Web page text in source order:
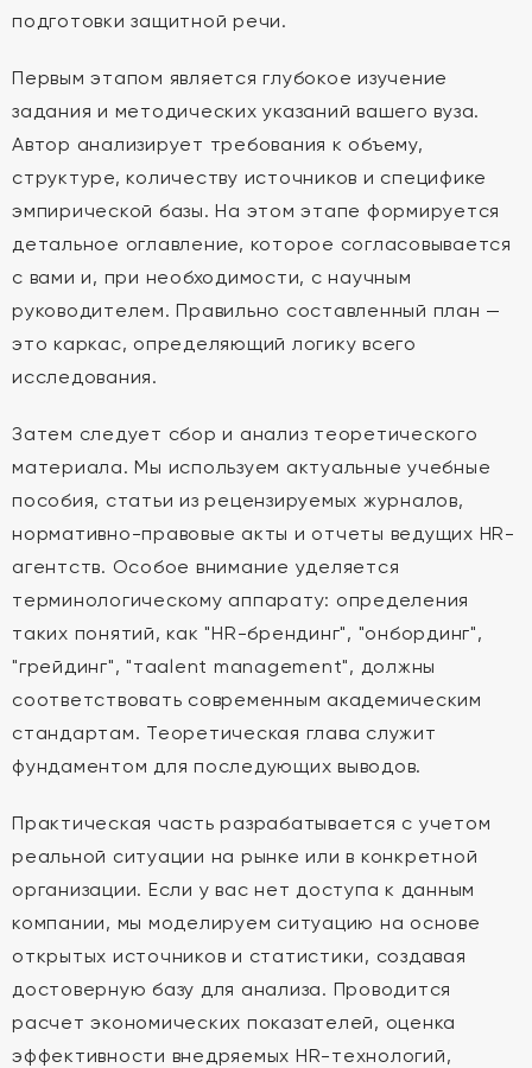
подготовки защитной речи.
Первым этапом является глубокое изучение
задания и методических указаний вашего вуза.
Автор анализирует требования к объему,
структуре, количеству источников и специфике
эмпирической базы. На этом этапе формируется
детальное оглавление, которое согласовывается
с вами и, при необходимости, с научным
руководителем. Правильно составленный план —
это каркас, определяющий логику всего
исследования.
Затем следует сбор и анализ теоретического
материала. Мы используем актуальные учебные
пособия, статьи из рецензируемых журналов,
нормативно-правовые акты и отчеты ведущих HR-
агентств. Особое внимание уделяется
терминологическому аппарату: определения
таких понятий, как "HR-брендинг", "онбординг",
"грейдинг", "таalent management", должны
соответствовать современным академическим
стандартам. Теоретическая глава служит
фундаментом для последующих выводов.
Практическая часть разрабатывается с учетом
реальной ситуации на рынке или в конкретной
организации. Если у вас нет доступа к данным
компании, мы моделируем ситуацию на основе
открытых источников и статистики, создавая
достоверную базу для анализа. Проводится
расчет экономических показателей, оценка
эффективности внедряемых HR-технологий,